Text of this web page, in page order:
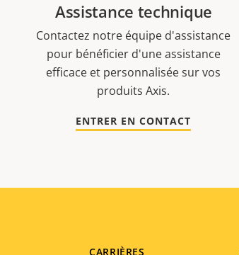
Assistance technique
Contactez notre équipe d'assistance
pour bénéficier d'une assistance
efficace et personnalisée sur vos
produits Axis.
ENTRER EN CONTACT
CARRIÈRES